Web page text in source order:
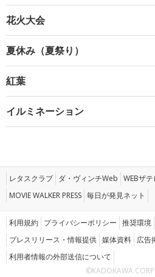
花火大会
夏休み（夏祭り）
紅葉
イルミネーション
レタスクラブ ダ・ヴィンチWeb WEBザ
MOVIE WALKER PRESS 毎日が発見ネット
利用規約 プライバシーポリシー 推奨環境
プレスリリース・情報提供 媒体資料 広告
利用者情報の外部送信について
©KADOKAWA